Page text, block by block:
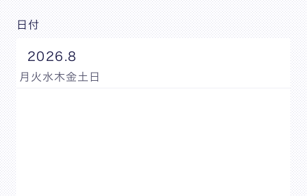
日付
2026.8
月 火 水木金土 日